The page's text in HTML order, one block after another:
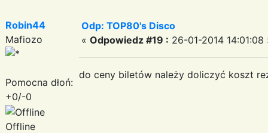
Robin44
Mafiozo
Pomocna dłoń:
+0/-0
Offline
Odp: TOP80's Disco
« Odpowiedz #19 : 26-01-2014 14:01:08
do ceny biletów należy doliczyć koszt